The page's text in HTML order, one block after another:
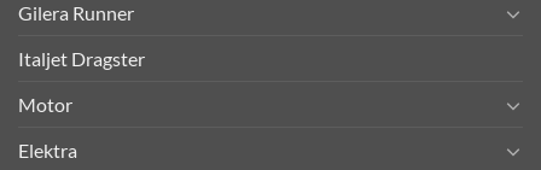
Gilera Runner
Italjet Dragster
Motor
Elektra